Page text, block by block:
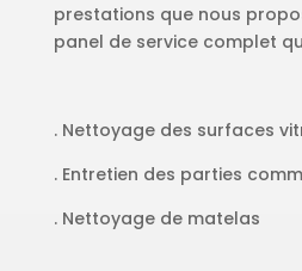
prestations que nous
panel de service complet
. Nettoyage des surfaces
. Entretien des parties
. Nettoyage de matelas